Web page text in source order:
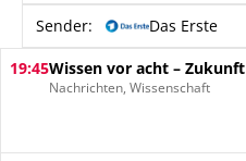
Sender: Das Erste
19:45Wissen vor acht – Zukunft
Nachrichten, Wissenschaft